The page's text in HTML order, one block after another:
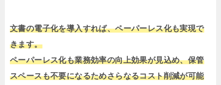
文書の電子化を導入すれば、ペーパーレス化も実現で
きます。
ペーパーレス化も業務効率の向上効果が見込め、保管
スペースも不要になるためさらなるコスト削減が可能